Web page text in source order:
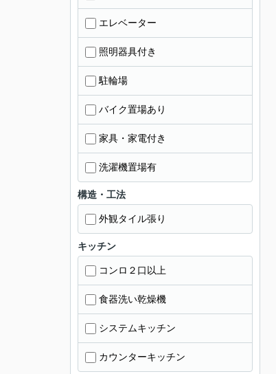
エレベーター
照明器具付き
駐輪場
バイク置場あり
家具・家電付き
洗濯機置場有
構造・工法
外観タイル張り
キッチン
コンロ２口以上
食器洗い乾燥機
システムキッチン
カウンターキッチン